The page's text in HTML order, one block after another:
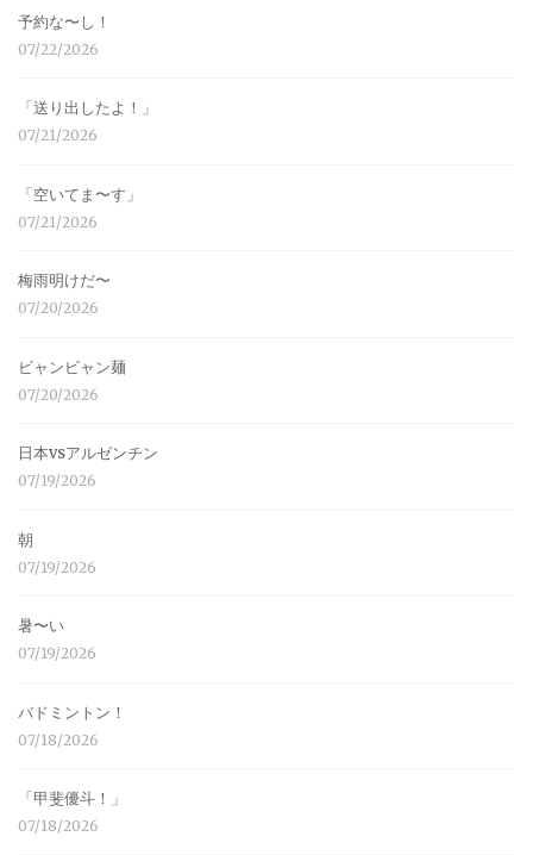
予約な〜し！
07/22/2026
「送り出したよ！」
07/21/2026
「空いてま〜す」
07/21/2026
梅雨明けだ〜
07/20/2026
ビャンビャン麺
07/20/2026
日本vsアルゼンチン
07/19/2026
朝
07/19/2026
暑〜い
07/19/2026
バドミントン！
07/18/2026
「甲斐優斗！」
07/18/2026